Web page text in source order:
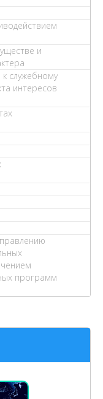
и
служебному
интересов
программ